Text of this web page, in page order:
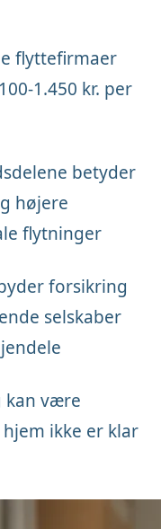
flyttefirmaer
1.450 kr. per
betyder
højere
flytninger
forsikring
selskaber
kan være
ikke er klar